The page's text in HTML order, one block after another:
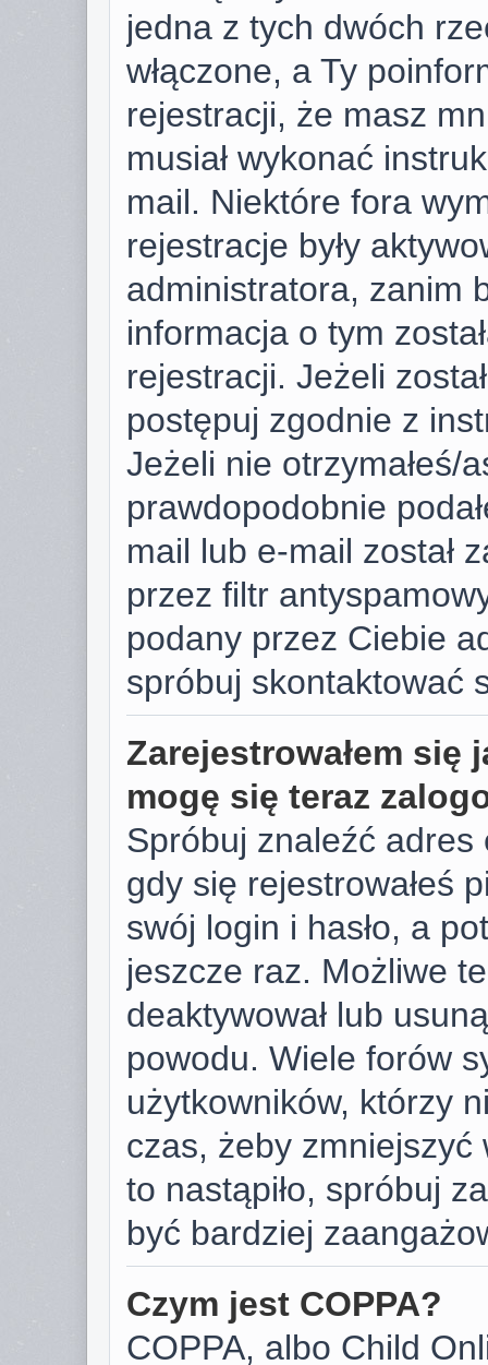
jedna z tych dwóch
włączone, a Ty
rejestracji, że masz
musiał wykonać
mail. Niektóre fora
rejestracje były
administratora, zanim
informacja o tym
rejestracji. Jeżeli
postępuj zgodnie z
Jeżeli nie otrzymałeś/
prawdopodobnie
mail lub e-mail został
przez filtr
podany przez Ciebie
spróbuj skontaktować
Zarejestrowałem się
mogę się teraz
Spróbuj znaleźć adres
gdy się rejestrowałeś
swój login i hasło, a
jeszcze raz. Możliwe
deaktywował lub
powodu. Wiele forów
użytkowników, którzy
czas, żeby
to nastąpiło, spróbuj
być bardziej
Czym jest COPPA?
COPPA, albo Child